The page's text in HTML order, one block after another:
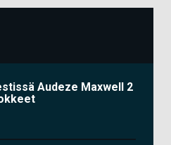
Audeze Maxwell 2